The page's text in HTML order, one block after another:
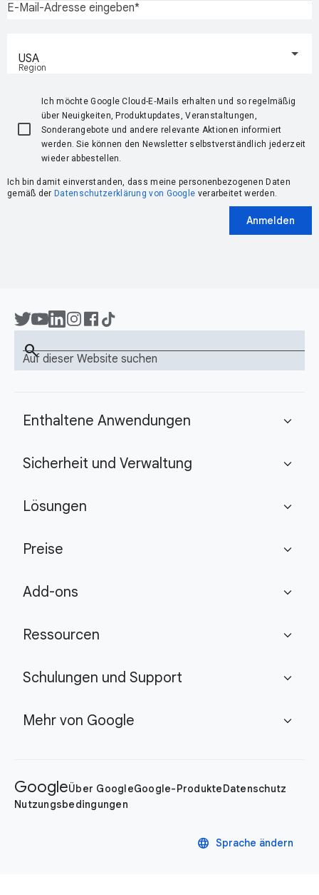
E-Mail-Adresse eingeben
Region
USA
Ich möchte Google Cloud-E‑Mails erhalten und so regelmäßig
über Neuigkeiten, Produktupdates, Veranstaltungen,
Sonderangebote und andere relevante Aktionen informiert
werden. Sie können den Newsletter selbstverständlich jederzeit
wieder abbestellen.
Ich bin damit einverstanden, dass meine personenbezogenen Daten
gemäß der Datenschutzerklärung von Google verarbeitet werden.
Anmelden
Auf dieser Website suchen
search
Enthaltene Anwendungen expand_more
Sicherheit und Verwaltung expand_more
Lösungen expand_more
Preise expand_more
Add-ons expand_more
Ressourcen expand_more
Schulungen und Support expand_more
Mehr von Google expand_more
GoogleÜber GoogleGoogle-ProdukteDatenschutz
Nutzungsbedingungen
language Sprache ändern